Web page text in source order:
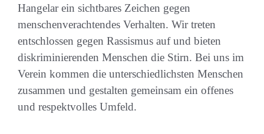
Hangelar ein sichtbares Zeichen gegen
menschenverachtendes Verhalten. Wir treten
entschlossen gegen Rassismus auf und bieten
diskriminierenden Menschen die Stirn. Bei uns im
Verein kommen die unterschiedlichsten Menschen
zusammen und gestalten gemeinsam ein offenes
und respektvolles Umfeld.